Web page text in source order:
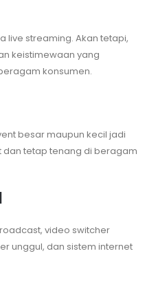
live streaming. Akan tetapi,
keistimewaan yang
konsumen.
besar maupun kecil jadi
tetap tenang di beragam
video switcher
unggul, dan sistem internet